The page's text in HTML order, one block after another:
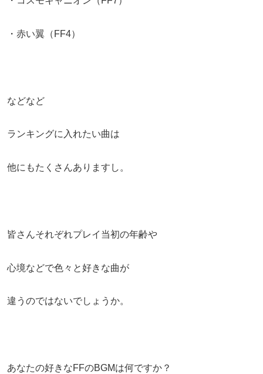
・赤い翼（FF4）
などなど
ランキングに入れたい曲は
他にもたくさんありますし。
皆さんそれぞれプレイ当初の年齢や
心境などで色々と好きな曲が
違うのではないでしょうか。
あなたの好きなFFのBGMは何ですか？